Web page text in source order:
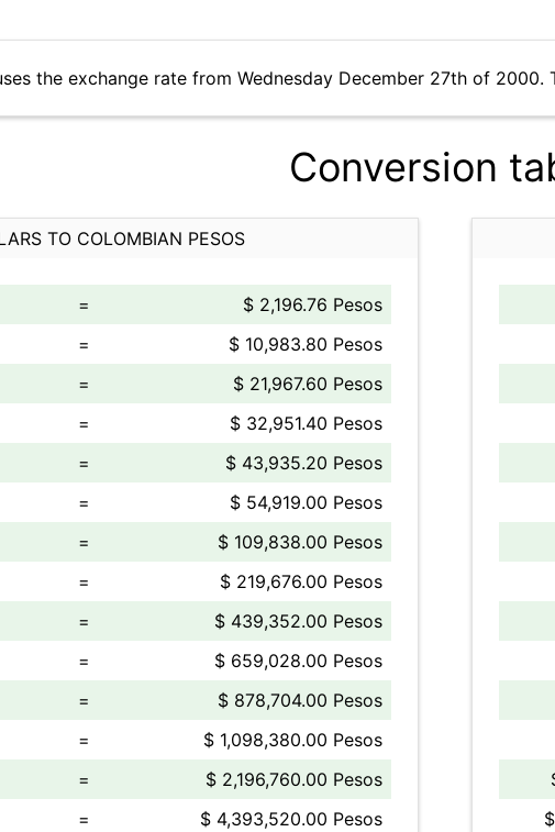
the exchange rate from Wednesday December 27th of
Conversion
TO COLOMBIAN PESOS
=
$ 2,196.76 Pesos
=
$ 10,983.80 Pesos
=
$ 21,967.60 Pesos
=
$ 32,951.40 Pesos
=
$ 43,935.20 Pesos
=
$ 54,919.00 Pesos
=
$ 109,838.00 Pesos
=
$ 219,676.00 Pesos
=
$ 439,352.00 Pesos
=
$ 659,028.00 Pesos
=
$ 878,704.00 Pesos
=
$ 1,098,380.00 Pesos
=
$ 2,196,760.00 Pesos
= $ 4,393,520.00 Pesos